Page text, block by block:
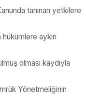
tanınan yetkilere
aykırı
olması kaydıyla
Yönetmeliğinin